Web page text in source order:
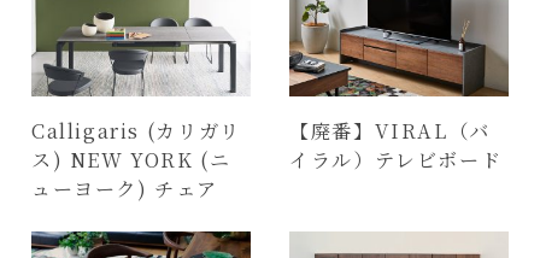
Calligaris (カリガリ
ス) NEW YORK (ニ
ューヨーク) チェア
【廃番】VIRAL（バ
イラル）テレビボード